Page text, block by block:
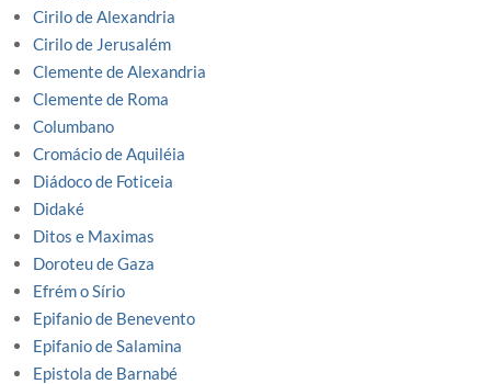
Cirilo de Alexandria
Cirilo de Jerusalém
Clemente de Alexandria
Clemente de Roma
Columbano
Cromácio de Aquiléia
Diádoco de Foticeia
Didaké
Ditos e Maximas
Doroteu de Gaza
Efrém o Sírio
Epifanio de Benevento
Epifanio de Salamina
Epistola de Barnabé